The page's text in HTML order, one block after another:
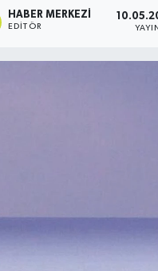
HABER MERKEZI
EDITÖR